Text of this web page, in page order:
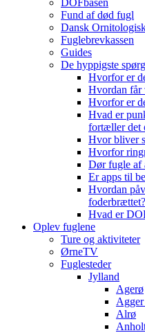
DOFbasen
Fund af død fugl
Dansk
Fuglebrevkassen
Guides
De hyppigste
Hvorfor er
Hvordan får
Hvorfor er
Hvad er
fortæller det
Hvor bliver
Hvorfor
Dør fugle af
Er apps til
Hvordan
foderbrættet?
Hvad er
Oplev fuglene
Ture og aktiviteter
ØrneTV
Fuglesteder
Jylland
Agerø
Alrø